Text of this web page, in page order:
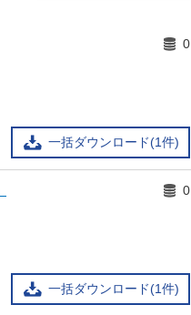
一括ダウンロード(1件)
0
一括ダウンロード(1件)
0